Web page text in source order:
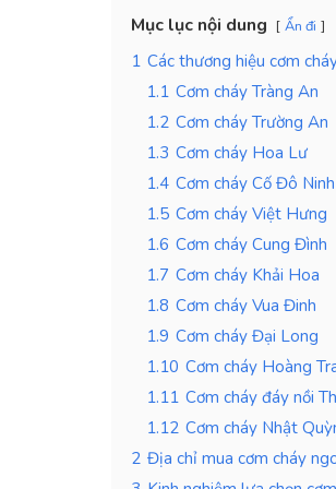
Mục lục nội dung Ẩn đi
1 Các thương hiệu cơm
1.1 Cơm cháy Tràng An
1.2 Cơm cháy Trường An
1.3 Cơm cháy Hoa Lư
1.4 Cơm cháy Cố Đô
1.5 Cơm cháy Việt Hưng
1.6 Cơm cháy Cung Đình
1.7 Cơm cháy Khải Hoa
1.8 Cơm cháy Vua Đinh
1.9 Cơm cháy Đại Long
1.10 Cơm cháy Hoàng
1.11 Cơm cháy đáy nồi
1.12 Cơm cháy Nhật
2 Địa chỉ mua cơm cháy